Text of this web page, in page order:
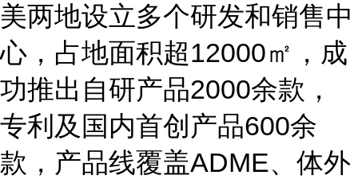
美两地设立多个研发和销售中
心，占地面积超12000㎡，成
功推出自研产品2000余款，
专利及国内首创产品600余
款，产品线覆盖ADME、体外